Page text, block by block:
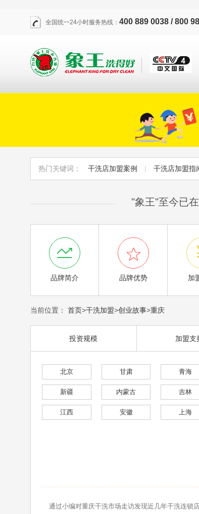
全国统一24小时服务热线： 400 889 0038 / 800
热门关键词： 干洗店加盟案例 | 干洗店加盟指
"象王"至今已

品牌简介

品牌优势 加
当前位置： 首页>干洗加盟>创业故事>重庆
投资规模 加盟支
北京 甘肃 青海
新疆 内蒙古 吉林
江西 安徽 上海
通过小编对重庆干洗市场走访发现近几年干洗连锁